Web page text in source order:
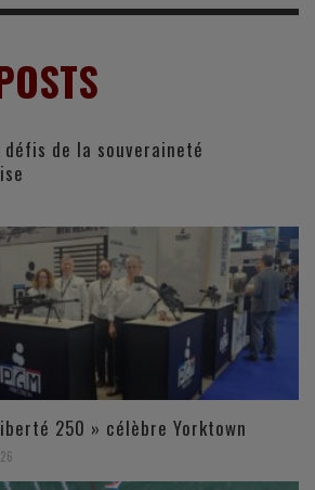
défis de la souveraineté
250 » célèbre Yorktown